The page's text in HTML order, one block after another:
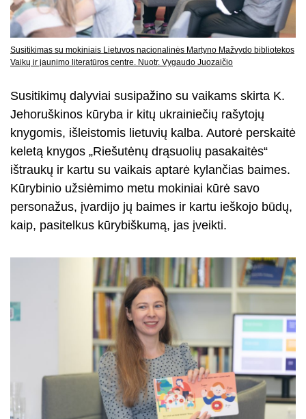
Susitikimas su mokiniais Lietuvos nacionalinės Martyno Mažvydo bibliotekos
Vaikų ir jaunimo literatūros centre. Nuotr. Vygaudo Juozaičio
Susitikimų dalyviai susipažino su vaikams skirta K.
Jehoruškinos kūryba ir kitų ukrainiečių rašytojų
knygomis, išleistomis lietuvių kalba. Autorė perskaitė
keletą knygos „Riešutėnų drąsuolių pasakaitės“
ištraukų ir kartu su vaikais aptarė kylančias baimes.
Kūrybinio užsiėmimo metu mokiniai kūrė savo
personažus, įvardijo jų baimes ir kartu ieškojo būdų,
kaip, pasitelkus kūrybiškumą, jas įveikti.